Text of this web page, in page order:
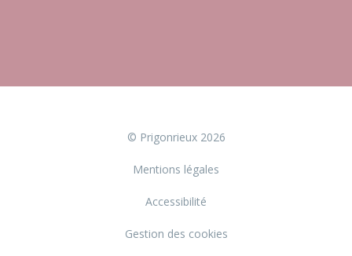
© Prigonrieux 2026
Mentions légales
Accessibilité
Gestion des cookies